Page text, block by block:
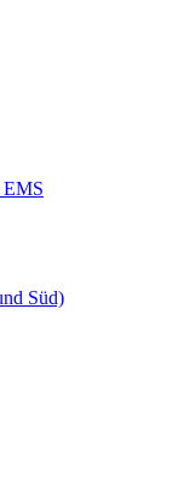
EMS
Süd)